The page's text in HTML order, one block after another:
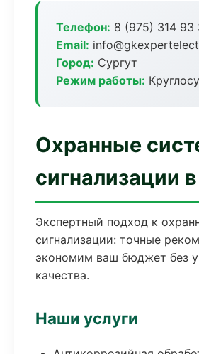
Телефон: 8 (975) 314 93
Email:
Город: Сургут
Режим работы:
Охранные
сигнализации
Экспертный подход к
сигнализации: точные
экономим ваш бюджет без
качества.
Наши услуги